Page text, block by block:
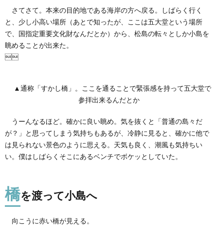
さてさて。本来の目的地である海岸の方へ戻る。しばらく行く
と、少し小高い場所（あとで知ったが、ここは五大堂という場所
で、国指定重要文化財なんだとか）から、松島の転々としか小島を
眺めることが出来た。

▲通称「すかし橋」。ここを通ることで緊張感を持って五大堂で
参拝出来るんだとか
うーんなるほど。確かに良い眺め。気を抜くと「普通の島々だ
が？」と思ってしまう気持ちもあるが、冷静に見ると、確かに他で
は見られない景色のように思える。天気も良く、潮風も気持ちい
い。僕はしばらくそこにあるベンチでボケッとしていた。
橋を渡って小島へ
向こうに赤い橋が見える。